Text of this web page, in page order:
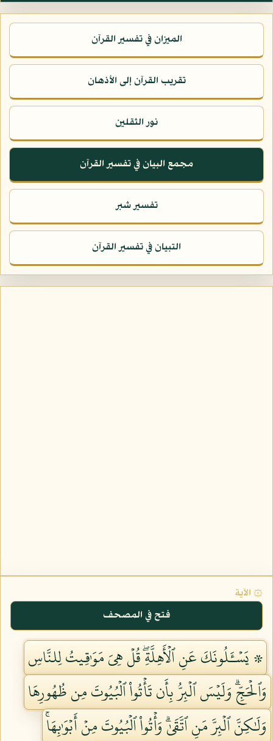
الميزان في تفسير القرآن
تقريب القرآن إلى الأذهان
نور الثقلين
مجمع البيان في تفسير القرآن
تفسير شبر
التبيان في تفسير القرآن
۞ الآية
فتح في المصحف
۞ يَسۡـَٔلُونَكَ عَنِ ٱلۡأَهِلَّةِۖ قُلۡ هِيَ مَوَٰقِيتُ لِلنَّاسِ
وَٱلۡحَجِّۗ وَلَيۡسَ ٱلۡبِرُّ بِأَن تَأۡتُواْ ٱلۡبُيُوتَ مِن ظُهُورِهَا
وَلَٰكِنَّ ٱلۡبِرَّ مَنِ ٱتَّقَىٰۗ وَأۡتُواْ ٱلۡبُيُوتَ مِنۡ أَبۡوَٰبِهَاۚ